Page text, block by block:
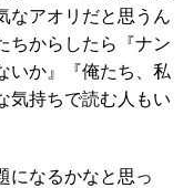
なアオリだと思うん
ちからしたら『ナン
いか』『俺たち、私
気持ちで読む人もい
になるかなと思っ